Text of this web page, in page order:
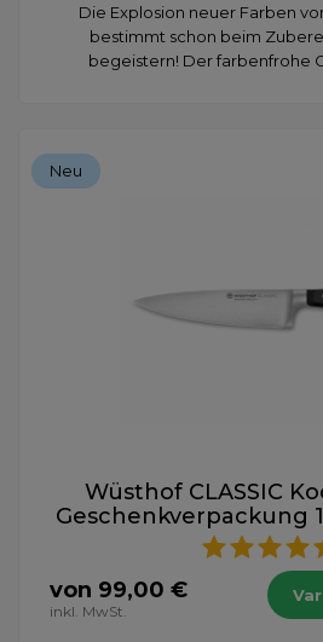
Die Explosion neuer Farben
bestimmt schon beim
begeistern! Der farbenfrohe
Neu
Wüsthof CLASSIC
Geschenkverpackung
von 99,00 €
inkl. MwSt.